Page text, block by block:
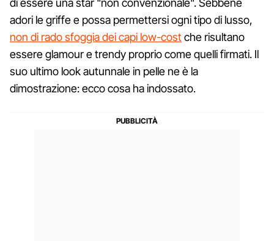
di essere una star "non convenzionale". Sebbene
adori le griffe e possa permettersi ogni tipo di lusso,
non di rado sfoggia dei capi low-costche risultano
essere glamour e trendy proprio come quelli firmati. Il
suo ultimo look autunnale in pelle ne è la
dimostrazione: ecco cosa ha indossato.